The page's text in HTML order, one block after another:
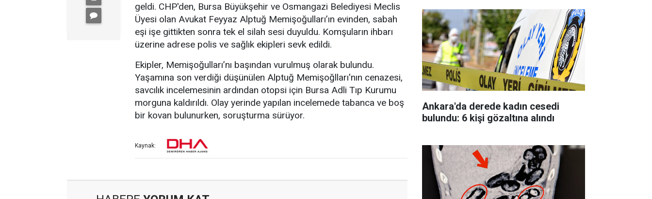
geldi. CHP'den, Bursa Büyükşehir ve Osmangazi Belediyesi Meclis
Üyesi olan Avukat Feyyaz Alptuğ Memişoğulları’ın evinden, sabah
eşi işe gittikten sonra tek el silah sesi duyuldu. Komşuların ihbarı
üzerine adrese polis ve sağlık ekipleri sevk edildi.
Ekipler, Memişoğulları’nı başından vurulmuş olarak bulundu.
Yaşamına son verdiği düşünülen Alptuğ Memişoğlları'nın cenazesi,
savcılık incelemesinin ardından otopsi için Bursa Adli Tıp Kurumu
morguna kaldırıldı. Olay yerinde yapılan incelemede tabanca ve boş
bir kovan bulunurken, soruşturma sürüyor.
Kaynak:
Ankara'da derede kadın cesedi
bulundu: 6 kişi gözaltına alındı